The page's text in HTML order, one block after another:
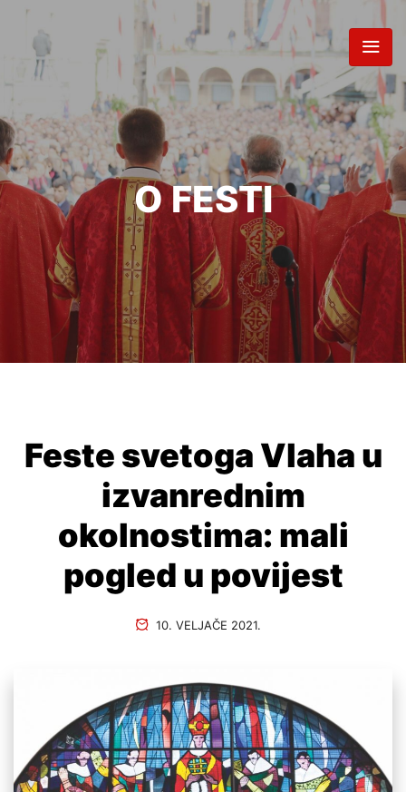
O FESTI
Feste svetoga Vlaha u
izvanrednim
okolnostima: mali
pogled u povijest
10. VELJAČE 2021.